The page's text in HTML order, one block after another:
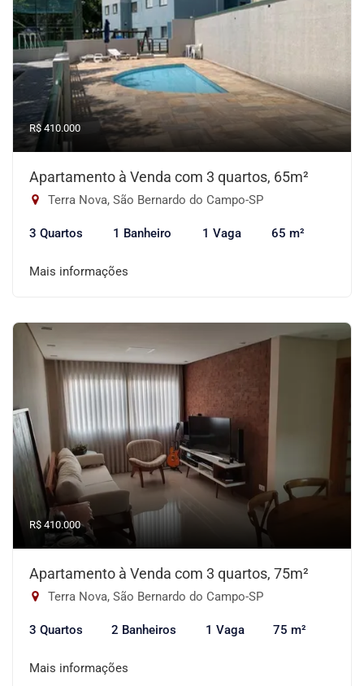
R$ 410.000
Apartamento à Venda com 3 quartos, 65m²
Terra Nova, São Bernardo do Campo-SP
3 Quartos 1 Banheiro 1 Vaga 65 m²
Mais informações
R$ 410.000
Apartamento à Venda com 3 quartos, 75m²
Terra Nova, São Bernardo do Campo-SP
3 Quartos 2 Banheiros 1 Vaga 75 m²
Mais informações